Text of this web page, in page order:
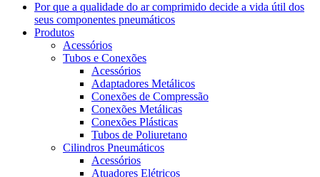
Por que a qualidade do ar comprimido decide a vida útil dos
seus componentes pneumáticos
Produtos
Acessórios
Tubos e Conexões
Acessórios
Adaptadores Metálicos
Conexões de Compressão
Conexões Metálicas
Conexões Plásticas
Tubos de Poliuretano
Cilindros Pneumáticos
Acessórios
Atuadores Elétricos